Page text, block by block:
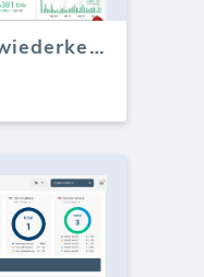
E-Commerce Suite wiederkehrende Verkäufe